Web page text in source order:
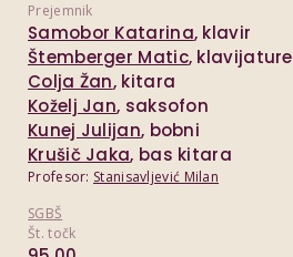
Prejemnik
Samobor Katarina, klavir
Štemberger Matic, klavijature
Colja Žan, kitara
Koželj Jan, saksofon
Kunej Julijan, bobni
Krušič Jaka, bas kitara
Profesor: Stanisavljević Milan
SGBŠ
Št. točk